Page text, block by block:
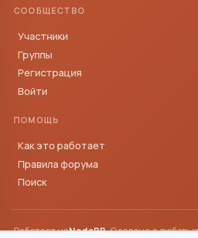
СООБЩЕСТВО
Участники
Группы
Регистрация
Войти
ПОМОЩЬ
Как это работает
Правила форума
Поиск
Работает наNodeBB· Сделано с